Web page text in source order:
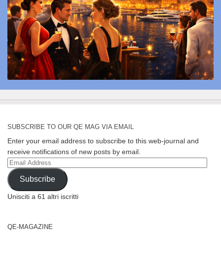
SUBSCRIBE TO OUR QE MAG VIA EMAIL
Enter your email address to subscribe to this web-journal and
receive notifications of new posts by email.
Email
Address
Subscribe
Unisciti a 61 altri iscritti
QE-MAGAZINE